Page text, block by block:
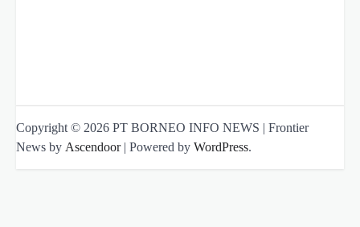
Copyright © 2026 PT BORNEO INFO NEWS | Frontier
News by Ascendoor| Powered by WordPress.